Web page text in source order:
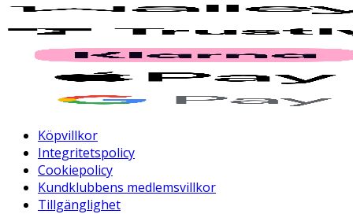
Köpvillkor
Integritetspolicy
Cookiepolicy
Kundklubbens medlemsvillkor
Tillgänglighet